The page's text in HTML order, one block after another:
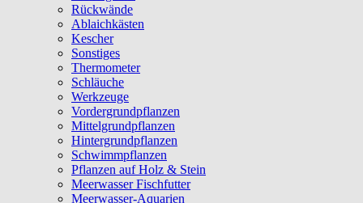
Rückwände
Ablaichkästen
Kescher
Sonstiges
Thermometer
Schläuche
Werkzeuge
Vordergrundpflanzen
Mittelgrundpflanzen
Hintergrundpflanzen
Schwimmpflanzen
Pflanzen auf Holz & Stein
Meerwasser Fischfutter
Meerwasser-Aquarien